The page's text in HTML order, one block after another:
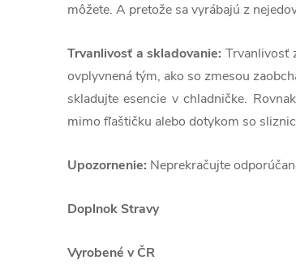
môžete. A pretože sa vyrábajú z
Trvanlivosť a skladovanie: Trvanlivosť
ovplyvnená tým, ako so zmesou
skladujte esencie v chladničke.
mimo fľaštičku alebo dotykom so
Upozornenie: Neprekračujte
Doplnok Stravy
Vyrobené v ČR